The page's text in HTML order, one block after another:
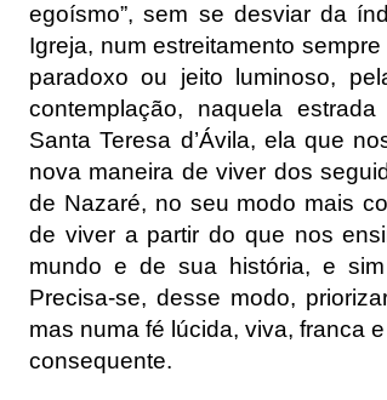
egoísmo”, sem se desviar da
Igreja, num estreitamento
paradoxo ou jeito luminoso,
contemplação, naquela
Santa Teresa d’Ávila, ela que
nova maneira de viver dos
de Nazaré, no seu modo mais
de viver a partir do que nos
mundo e de sua história, e
Precisa-se, desse modo,
mas numa fé lúcida, viva, franca
consequente.